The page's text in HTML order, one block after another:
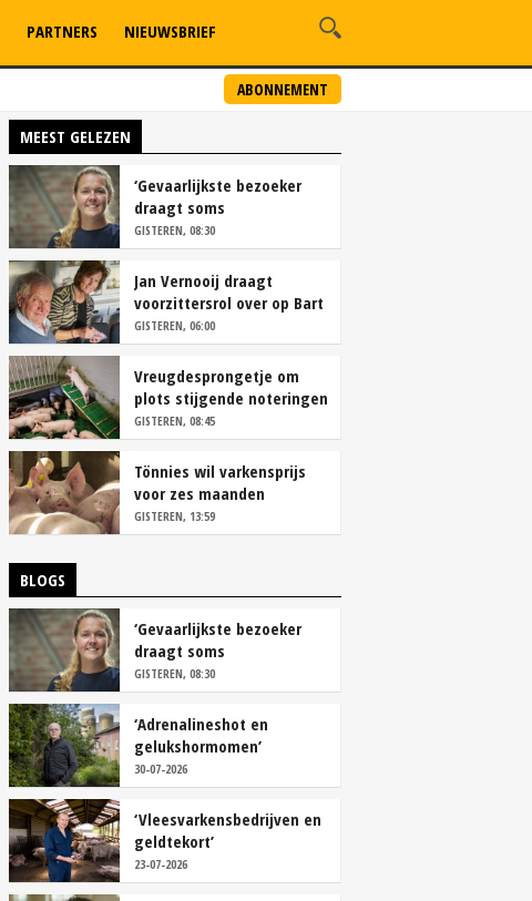
ABONNEMENT
PARTNERS NIEUWSBRIEF
MEEST GELEZEN
‘Gevaarlijkste bezoeker
draagt soms
overschoenen’
GISTEREN, 08:30
Jan Vernooij draagt
voorzittersrol over op Bart
Camps
GISTEREN, 06:00
Vreugdesprongetje om
plots stijgende noteringen
GISTEREN, 08:45
Tönnies wil varkensprijs
voor zes maanden
vastleggen
GISTEREN, 13:59
BLOGS
‘Gevaarlijkste bezoeker
draagt soms
overschoenen’
GISTEREN, 08:30
‘Adrenalineshot en
gelukshormomen’
30-07-2026
‘Vleesvarkensbedrijven en
geldtekort’
23-07-2026